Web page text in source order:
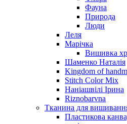
Фауна
Природа
Люди
Леля
Марічка
Вишивка
Шаменко Наталія
Kingdom of
Stitch Color Mix
Наніашвілі Ірина
Riznobarvna
Тканина для
Пластикова